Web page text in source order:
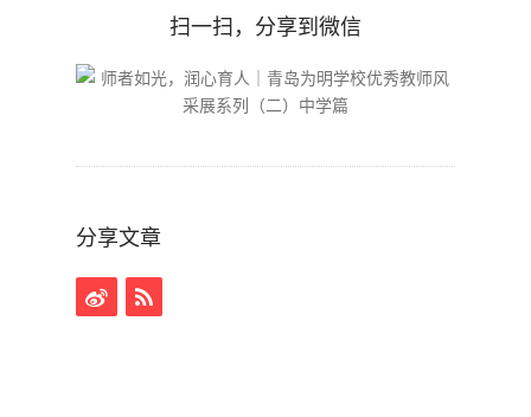
扫一扫，分享到微信
分享文章